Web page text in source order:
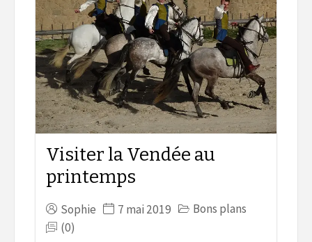
Visiter la Vendée au
printemps
Sophie 7 mai 2019
Bons plans
(0)